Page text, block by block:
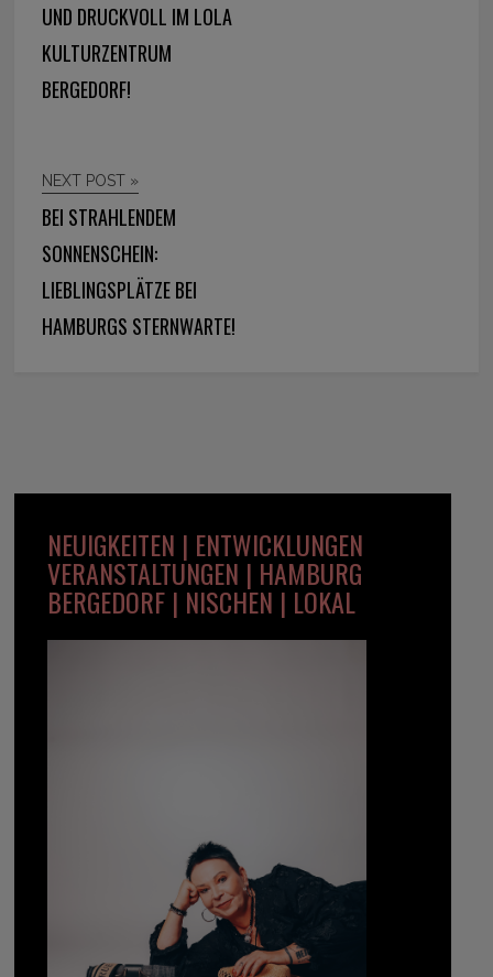
UND DRUCKVOLL IM LOLA
KULTURZENTRUM
BERGEDORF!
NEXT POST »
BEI STRAHLENDEM
SONNENSCHEIN:
LIEBLINGSPLÄTZE BEI
HAMBURGS STERNWARTE!
NEUIGKEITEN | ENTWICKLUNGEN
VERANSTALTUNGEN | HAMBURG
BERGEDORF | NISCHEN | LOKAL